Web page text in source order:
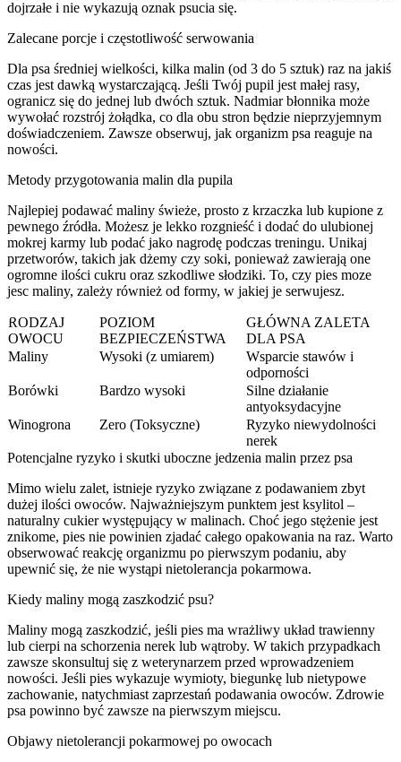
dojrzałe i nie wykazują oznak psucia się.
Zalecane porcje i częstotliwość serwowania
Dla psa średniej wielkości, kilka malin (od 3 do 5 sztuk) raz na jakiś
czas jest dawką wystarczającą. Jeśli Twój pupil jest małej rasy,
ogranicz się do jednej lub dwóch sztuk. Nadmiar błonnika może
wywołać rozstrój żołądka, co dla obu stron będzie nieprzyjemnym
doświadczeniem. Zawsze obserwuj, jak organizm psa reaguje na
nowości.
Metody przygotowania malin dla pupila
Najlepiej podawać maliny świeże, prosto z krzaczka lub kupione z
pewnego źródła. Możesz je lekko rozgnieść i dodać do ulubionej
mokrej karmy lub podać jako nagrodę podczas treningu. Unikaj
przetworów, takich jak dżemy czy soki, ponieważ zawierają one
ogromne ilości cukru oraz szkodliwe słodziki. To, czy pies moze
jesc maliny, zależy również od formy, w jakiej je serwujesz.
RODZAJ
OWOCU
POZIOM
BEZPIECZEŃSTWA
GŁÓWNA ZALETA
DLA PSA
Maliny
Wysoki (z umiarem)
Wsparcie stawów i
odporności
Borówki
Bardzo wysoki
Silne działanie
antyoksydacyjne
Winogrona
Zero (Toksyczne)
Ryzyko niewydolności
nerek
Potencjalne ryzyko i skutki uboczne jedzenia malin przez psa
Mimo wielu zalet, istnieje ryzyko związane z podawaniem zbyt
dużej ilości owoców. Najważniejszym punktem jest ksylitol –
naturalny cukier występujący w malinach. Choć jego stężenie jest
znikome, pies nie powinien zjadać całego opakowania na raz. Warto
obserwować reakcję organizmu po pierwszym podaniu, aby
upewnić się, że nie wystąpi nietolerancja pokarmowa.
Kiedy maliny mogą zaszkodzić psu?
Maliny mogą zaszkodzić, jeśli pies ma wrażliwy układ trawienny
lub cierpi na schorzenia nerek lub wątroby. W takich przypadkach
zawsze skonsultuj się z weterynarzem przed wprowadzeniem
nowości. Jeśli pies wykazuje wymioty, biegunkę lub nietypowe
zachowanie, natychmiast zaprzestań podawania owoców. Zdrowie
psa powinno być zawsze na pierwszym miejscu.
Objawy nietolerancji pokarmowej po owocach